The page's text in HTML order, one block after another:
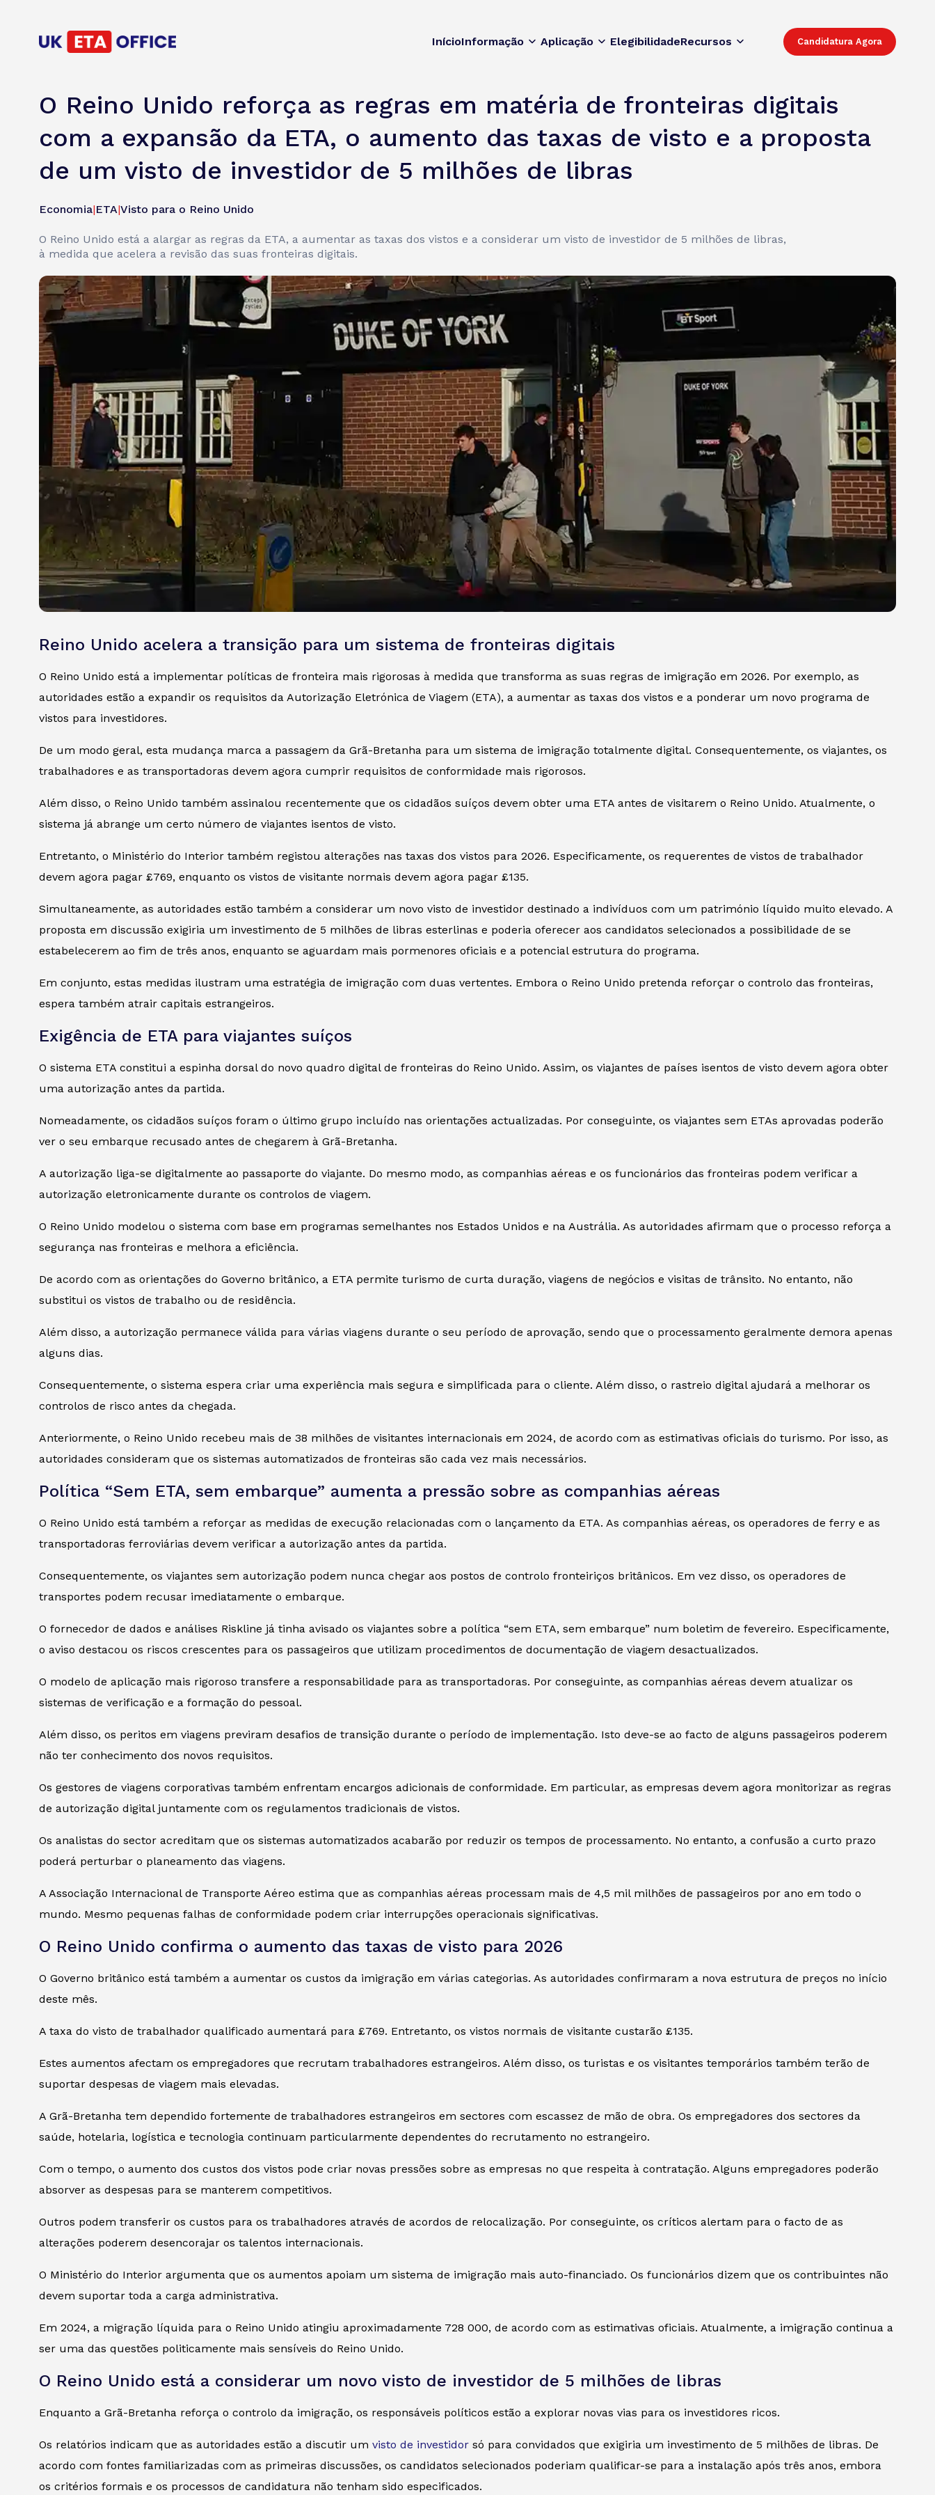
InícioInformação Aplicação ElegibilidadeRecursos Candidatura Agora
O Reino Unido reforça as regras em matéria de fronteiras digitais
com a expansão da ETA, o aumento das taxas de visto e a proposta
de um visto de investidor de 5 milhões de libras
Economia|ETA|Visto para o Reino Unido
O Reino Unido está a alargar as regras da ETA, a aumentar as taxas dos vistos e a considerar um visto de investidor de 5 milhões de libras,
à medida que acelera a revisão das suas fronteiras digitais.
Reino Unido acelera a transição para um sistema de fronteiras digitais
O Reino Unido está a implementar políticas de fronteira mais rigorosas à medida que transforma as suas regras de imigração em 2026. Por exemplo, as
autoridades estão a expandir os requisitos da Autorização Eletrónica de Viagem (ETA), a aumentar as taxas dos vistos e a ponderar um novo programa de
vistos para investidores.
De um modo geral, esta mudança marca a passagem da Grã-Bretanha para um sistema de imigração totalmente digital. Consequentemente, os viajantes, os
trabalhadores e as transportadoras devem agora cumprir requisitos de conformidade mais rigorosos.
Além disso, o Reino Unido também assinalou recentemente que os cidadãos suíços devem obter uma ETA antes de visitarem o Reino Unido. Atualmente, o
sistema já abrange um certo número de viajantes isentos de visto.
Entretanto, o Ministério do Interior também registou alterações nas taxas dos vistos para 2026. Especificamente, os requerentes de vistos de trabalhador
devem agora pagar £769, enquanto os vistos de visitante normais devem agora pagar £135.
Simultaneamente, as autoridades estão também a considerar um novo visto de investidor destinado a indivíduos com um património líquido muito elevado. A
proposta em discussão exigiria um investimento de 5 milhões de libras esterlinas e poderia oferecer aos candidatos selecionados a possibilidade de se
estabelecerem ao fim de três anos, enquanto se aguardam mais pormenores oficiais e a potencial estrutura do programa.
Em conjunto, estas medidas ilustram uma estratégia de imigração com duas vertentes. Embora o Reino Unido pretenda reforçar o controlo das fronteiras,
espera também atrair capitais estrangeiros.
Exigência de ETA para viajantes suíços
O sistema ETA constitui a espinha dorsal do novo quadro digital de fronteiras do Reino Unido. Assim, os viajantes de países isentos de visto devem agora obter
uma autorização antes da partida.
Nomeadamente, os cidadãos suíços foram o último grupo incluído nas orientações actualizadas. Por conseguinte, os viajantes sem ETAs aprovadas poderão
ver o seu embarque recusado antes de chegarem à Grã-Bretanha.
A autorização liga-se digitalmente ao passaporte do viajante. Do mesmo modo, as companhias aéreas e os funcionários das fronteiras podem verificar a
autorização eletronicamente durante os controlos de viagem.
O Reino Unido modelou o sistema com base em programas semelhantes nos Estados Unidos e na Austrália. As autoridades afirmam que o processo reforça a
segurança nas fronteiras e melhora a eficiência.
De acordo com as orientações do Governo britânico, a ETA permite turismo de curta duração, viagens de negócios e visitas de trânsito. No entanto, não
substitui os vistos de trabalho ou de residência.
Além disso, a autorização permanece válida para várias viagens durante o seu período de aprovação, sendo que o processamento geralmente demora apenas
alguns dias.
Consequentemente, o sistema espera criar uma experiência mais segura e simplificada para o cliente. Além disso, o rastreio digital ajudará a melhorar os
controlos de risco antes da chegada.
Anteriormente, o Reino Unido recebeu mais de 38 milhões de visitantes internacionais em 2024, de acordo com as estimativas oficiais do turismo. Por isso, as
autoridades consideram que os sistemas automatizados de fronteiras são cada vez mais necessários.
Política “Sem ETA, sem embarque” aumenta a pressão sobre as companhias aéreas
O Reino Unido está também a reforçar as medidas de execução relacionadas com o lançamento da ETA. As companhias aéreas, os operadores de ferry e as
transportadoras ferroviárias devem verificar a autorização antes da partida.
Consequentemente, os viajantes sem autorização podem nunca chegar aos postos de controlo fronteiriços britânicos. Em vez disso, os operadores de
transportes podem recusar imediatamente o embarque.
O fornecedor de dados e análises Riskline já tinha avisado os viajantes sobre a política “sem ETA, sem embarque” num boletim de fevereiro. Especificamente,
o aviso destacou os riscos crescentes para os passageiros que utilizam procedimentos de documentação de viagem desactualizados.
O modelo de aplicação mais rigoroso transfere a responsabilidade para as transportadoras. Por conseguinte, as companhias aéreas devem atualizar os
sistemas de verificação e a formação do pessoal.
Além disso, os peritos em viagens previram desafios de transição durante o período de implementação. Isto deve-se ao facto de alguns passageiros poderem
não ter conhecimento dos novos requisitos.
Os gestores de viagens corporativas também enfrentam encargos adicionais de conformidade. Em particular, as empresas devem agora monitorizar as regras
de autorização digital juntamente com os regulamentos tradicionais de vistos.
Os analistas do sector acreditam que os sistemas automatizados acabarão por reduzir os tempos de processamento. No entanto, a confusão a curto prazo
poderá perturbar o planeamento das viagens.
A Associação Internacional de Transporte Aéreo estima que as companhias aéreas processam mais de 4,5 mil milhões de passageiros por ano em todo o
mundo. Mesmo pequenas falhas de conformidade podem criar interrupções operacionais significativas.
O Reino Unido confirma o aumento das taxas de visto para 2026
O Governo britânico está também a aumentar os custos da imigração em várias categorias. As autoridades confirmaram a nova estrutura de preços no início
deste mês.
A taxa do visto de trabalhador qualificado aumentará para £769. Entretanto, os vistos normais de visitante custarão £135.
Estes aumentos afectam os empregadores que recrutam trabalhadores estrangeiros. Além disso, os turistas e os visitantes temporários também terão de
suportar despesas de viagem mais elevadas.
A Grã-Bretanha tem dependido fortemente de trabalhadores estrangeiros em sectores com escassez de mão de obra. Os empregadores dos sectores da
saúde, hotelaria, logística e tecnologia continuam particularmente dependentes do recrutamento no estrangeiro.
Com o tempo, o aumento dos custos dos vistos pode criar novas pressões sobre as empresas no que respeita à contratação. Alguns empregadores poderão
absorver as despesas para se manterem competitivos.
Outros podem transferir os custos para os trabalhadores através de acordos de relocalização. Por conseguinte, os críticos alertam para o facto de as
alterações poderem desencorajar os talentos internacionais.
O Ministério do Interior argumenta que os aumentos apoiam um sistema de imigração mais auto-financiado. Os funcionários dizem que os contribuintes não
devem suportar toda a carga administrativa.
Em 2024, a migração líquida para o Reino Unido atingiu aproximadamente 728 000, de acordo com as estimativas oficiais. Atualmente, a imigração continua a
ser uma das questões politicamente mais sensíveis do Reino Unido.
O Reino Unido está a considerar um novo visto de investidor de 5 milhões de libras
Enquanto a Grã-Bretanha reforça o controlo da imigração, os responsáveis políticos estão a explorar novas vias para os investidores ricos.
Os relatórios indicam que as autoridades estão a discutir um visto de investidor só para convidados que exigiria um investimento de 5 milhões de libras. De
acordo com fontes familiarizadas com as primeiras discussões, os candidatos selecionados poderiam qualificar-se para a instalação após três anos, embora
os critérios formais e os processos de candidatura não tenham sido especificados.